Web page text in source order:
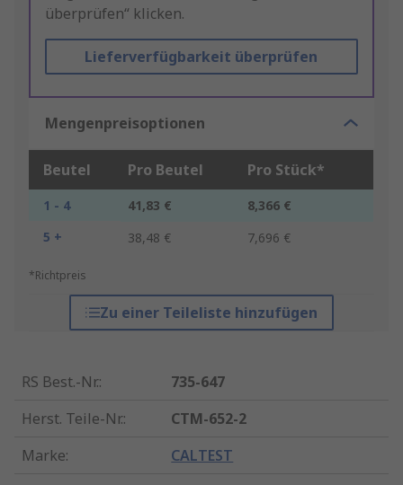
überprüfen“ klicken.
Lieferverfügbarkeit überprüfen
Mengenpreisoptionen
Beutel Pro Beutel Pro Stück*
1 - 4 41,83 €
8,366 €
5 +
38,48 € 7,696 €
*Richtpreis
Zu einer Teileliste hinzufügen
RS Best.-Nr.:
735-647
Herst. Teile-Nr.:
CTM-652-2
Marke: CALTEST